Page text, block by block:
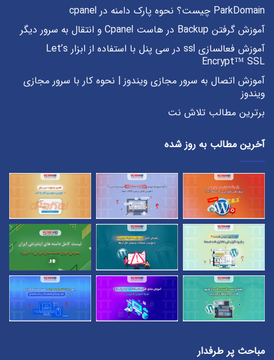
ParkDomain چیست؟ نحوه پارک دامنه در cpanel
آموزش گرفتن Backup در هاست Cpanel و انتقال به سرور دیگر
آموزش فعالسازی ssl در سی پنل با استفاده از ابزار Let’s
Encrypt™ SSL
آموزش اتصال به سرور مجازی ویندوز | نحوه کار با سرور مجازی
ویندوز
برترین مطالب تلاش نت
آخرین مطالب به روز شده
مباحث پر طرفدار